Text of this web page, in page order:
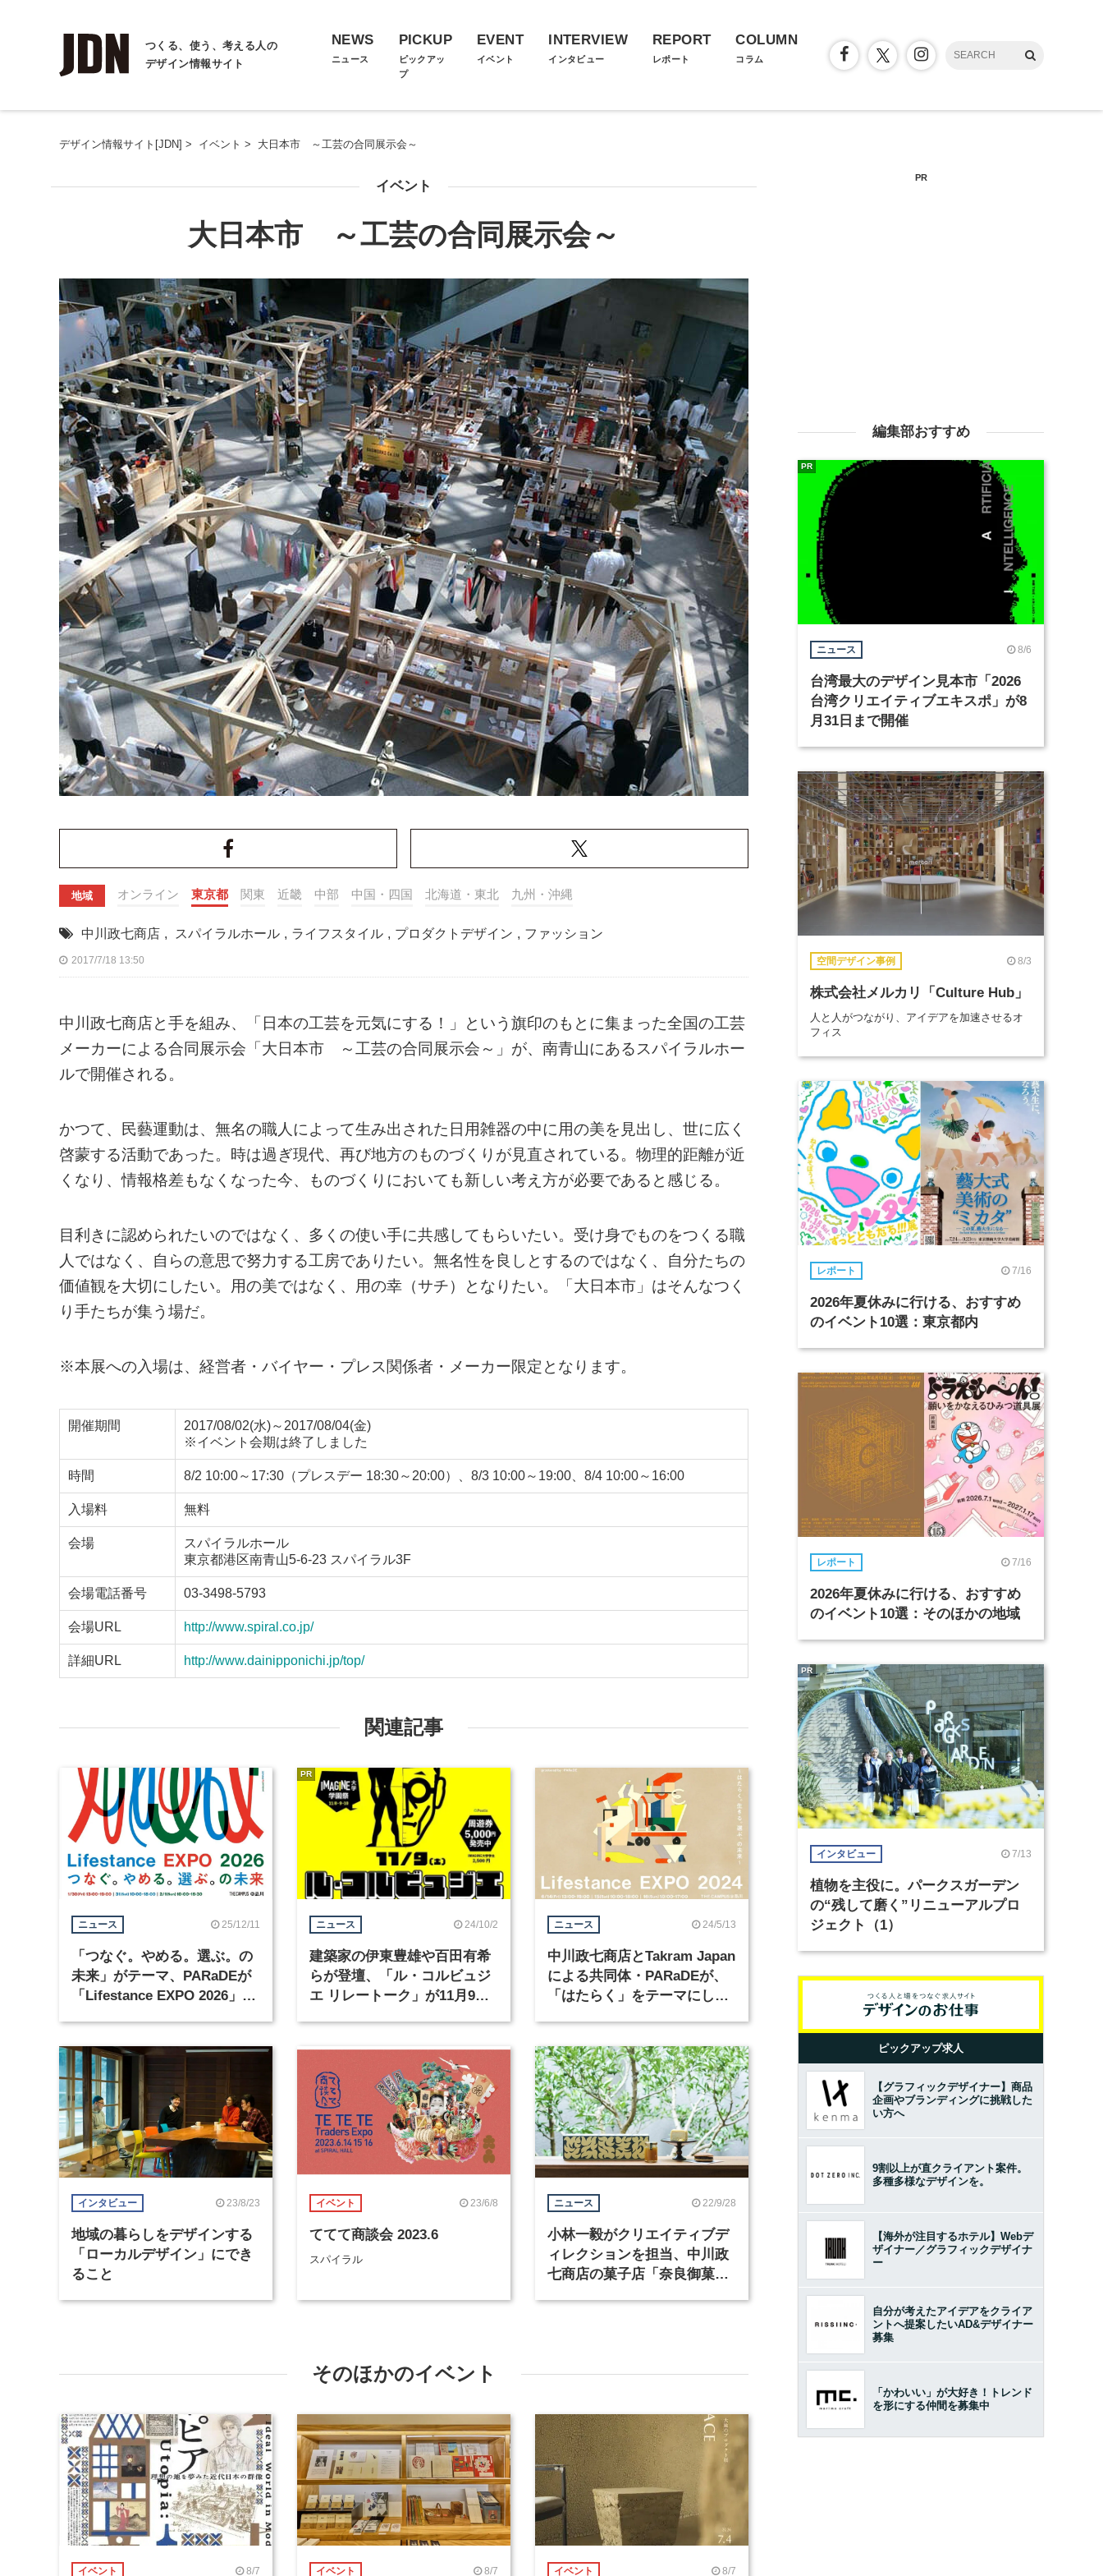
つくる、使う、考える人の
デザイン情報サイト
NEWS
ニュース
PICKUP
ピックアッ
プ
EVENT
イベント
INTERVIEW
インタビュー
REPORT
レポート
COLUMN
コラム
デザイン情報サイト[JDN] > イベント > 大日本市 ～工芸の合同展示会～
イベント
大日本市 ～工芸の合同展示会～
地域 オンライン 東京都 関東 近畿 中部 中国・四国 北海道・東北 九州・沖縄
中川政七商店 , スパイラルホール , ライフスタイル , プロダクトデザイン , ファッション
2017/7/18 13:50
中川政七商店と手を組み、「日本の工芸を元気にする！」という旗印のもとに集まった全国の工芸
メーカーによる合同展示会「大日本市 ～工芸の合同展示会～」が、南青山にあるスパイラルホー
ルで開催される。
かつて、民藝運動は、無名の職人によって生み出された日用雑器の中に用の美を見出し、世に広く
啓蒙する活動であった。時は過ぎ現代、再び地方のものづくりが見直されている。物理的距離が近
くなり、情報格差もなくなった今、ものづくりにおいても新しい考え方が必要であると感じる。
目利きに認められたいのではなく、多くの使い手に共感してもらいたい。受け身でものをつくる職
人ではなく、自らの意思で努力する工房でありたい。無名性を良しとするのではなく、自分たちの
価値観を大切にしたい。用の美ではなく、用の幸（サチ）となりたい。「大日本市」はそんなつく
り手たちが集う場だ。
※本展への入場は、経営者・バイヤー・プレス関係者・メーカー限定となります。
開催期間
2017/08/02(水)～2017/08/04(金)
※イベント会期は終了しました
時間 8/2 10:00～17:30（プレスデー 18:30～20:00）、8/3 10:00～19:00、8/4 10:00～16:00
入場料 無料
会場
スパイラルホール
東京都港区南青山5-6-23 スパイラル3F
会場電話番号 03-3498-5793
会場URL http://www.spiral.co.jp/
詳細URL http://www.dainipponichi.jp/top/
関連記事
ニュース 25/12/11
「つなぐ。やめる。選ぶ。の
未来」がテーマ、PARaDEが
「Lifestance EXPO 2026」を
ニュース 24/10/2
建築家の伊東豊雄や百田有希
らが登壇、「ル・コルビュジ
エ リレートーク」が11月9日
PR
ニュース 24/5/13
中川政七商店とTakram Japan
による共同体・PARaDEが、
「はたらく」をテーマにした
インタビュー 23/8/23
地域の暮らしをデザインする
「ローカルデザイン」にでき
ること
イベント 23/6/8
ててて商談会 2023.6
スパイラル
ニュース 22/9/28
小林一毅がクリエイティブデ
ィレクションを担当、中川政
七商店の菓子店「奈良御菓子
そのほかのイベント
イベント 8/7 イベント 8/7 イベント 8/7
PR
編集部おすすめ
ニュース 8/6
台湾最大のデザイン見本市「2026
台湾クリエイティブエキスポ」が8
月31日まで開催
PR
空間デザイン事例 8/3
株式会社メルカリ「Culture Hub」
人と人がつながり、アイデアを加速させるオ
フィス
レポート 7/16
2026年夏休みに行ける、おすすめ
のイベント10選：東京都内
レポート 7/16
2026年夏休みに行ける、おすすめ
のイベント10選：そのほかの地域
インタビュー 7/13
植物を主役に。パークスガーデン
の“残して磨く”リニューアルプロ
ジェクト（1）
PR
ピックアップ求人
【グラフィックデザイナー】商品
企画やブランディングに挑戦した
い方へ
9割以上が直クライアント案件。
多種多様なデザインを。
【海外が注目するホテル】Webデ
ザイナー／グラフィックデザイナ
ー
自分が考えたアイデアをクライア
ントへ提案したいAD&デザイナー
募集
「かわいい」が大好き！トレンド
を形にする仲間を募集中